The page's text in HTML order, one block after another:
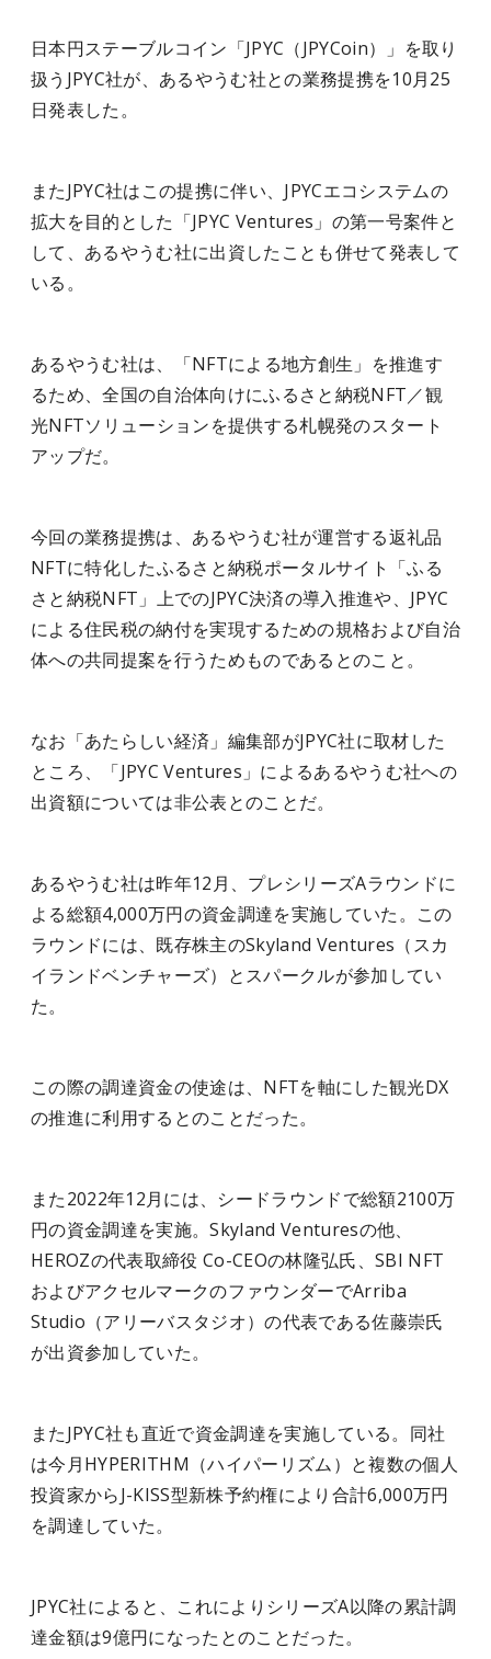
日本円ステーブルコイン「JPYC（JPYCoin）」を取り
扱うJPYC社が、あるやうむ社との業務提携を10月25
日発表した。
またJPYC社はこの提携に伴い、JPYCエコシステムの
拡大を目的とした「JPYC Ventures」の第一号案件と
して、あるやうむ社に出資したことも併せて発表して
いる。
あるやうむ社は、「NFTによる地方創生」を推進す
るため、全国の自治体向けにふるさと納税NFT／観
光NFTソリューションを提供する札幌発のスタート
アップだ。
今回の業務提携は、あるやうむ社が運営する返礼品
NFTに特化したふるさと納税ポータルサイト「ふる
さと納税NFT」上でのJPYC決済の導入推進や、JPYC
による住民税の納付を実現するための規格および自治
体への共同提案を行うためものであるとのこと。
なお「あたらしい経済」編集部がJPYC社に取材した
ところ、「JPYC Ventures」によるあるやうむ社への
出資額については非公表とのことだ。
あるやうむ社は昨年12月、プレシリーズAラウンドに
よる総額4,000万円の資金調達を実施していた。この
ラウンドには、既存株主のSkyland Ventures（スカ
イランドベンチャーズ）とスパークルが参加してい
た。
この際の調達資金の使途は、NFTを軸にした観光DX
の推進に利用するとのことだった。
また2022年12月には、シードラウンドで総額2100万
円の資金調達を実施。Skyland Venturesの他、
HEROZの代表取締役 Co-CEOの林隆弘氏、SBI NFT
およびアクセルマークのファウンダーでArriba
Studio（アリーバスタジオ）の代表である佐藤崇氏
が出資参加していた。
またJPYC社も直近で資金調達を実施している。同社
は今月HYPERITHM（ハイパーリズム）と複数の個人
投資家からJ-KISS型新株予約権により合計6,000万円
を調達していた。
JPYC社によると、これによりシリーズA以降の累計調
達金額は9億円になったとのことだった。